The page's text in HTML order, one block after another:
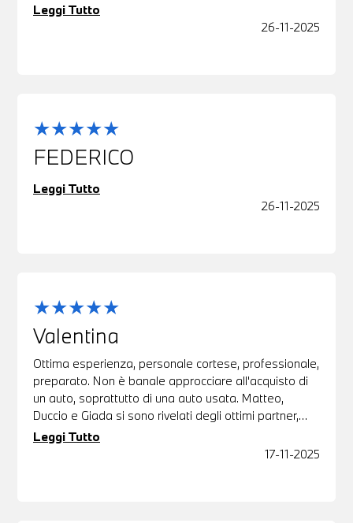
Leggi Tutto
26-11-2025
FEDERICO
Leggi Tutto
26-11-2025
Valentina
Ottima esperienza, personale cortese, professionale,
preparato. Non è banale approcciare all'acquisto di
un auto, soprattutto di una auto usata. Matteo,
Duccio e Giada si sono rivelati degli ottimi partner,
pazienti e capaci di trovare la soluzione ideale per
Leggi Tutto
17-11-2025